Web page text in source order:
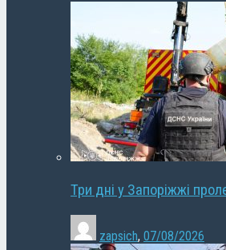
Три дні у Запоріжжі
zapsich, 07/08/2026